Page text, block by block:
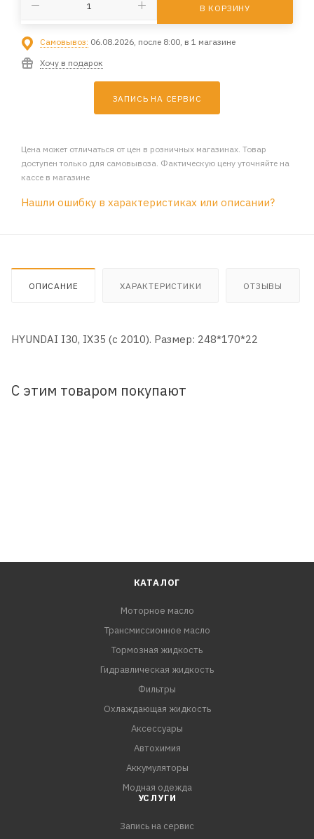
В КОРЗИНУ
Самовывоз: 06.08.2026, после 8:00, в 1 магазине
Хочу в подарок
ЗАПИСЬ НА СЕРВИС
Цена может отличаться от цен в розничных магазинах. Товар
доступен только для самовывоза. Фактическую цену уточняйте на
кассе в магазине
Нашли ошибку в характеристиках или описании?
ОПИСАНИЕ ХАРАКТЕРИСТИКИ ОТЗЫВЫ
HYUNDAI I30, IX35 (c 2010). Размер: 248*170*22
С этим товаром покупают
КАТАЛОГ
Моторное масло
Трансмиссионное масло
Тормозная жидкость
Гидравлическая жидкость
Фильтры
Охлаждающая жидкость
Аксессуары
Автохимия
Аккумуляторы
Модная одежда
УСЛУГИ
Запись на сервис